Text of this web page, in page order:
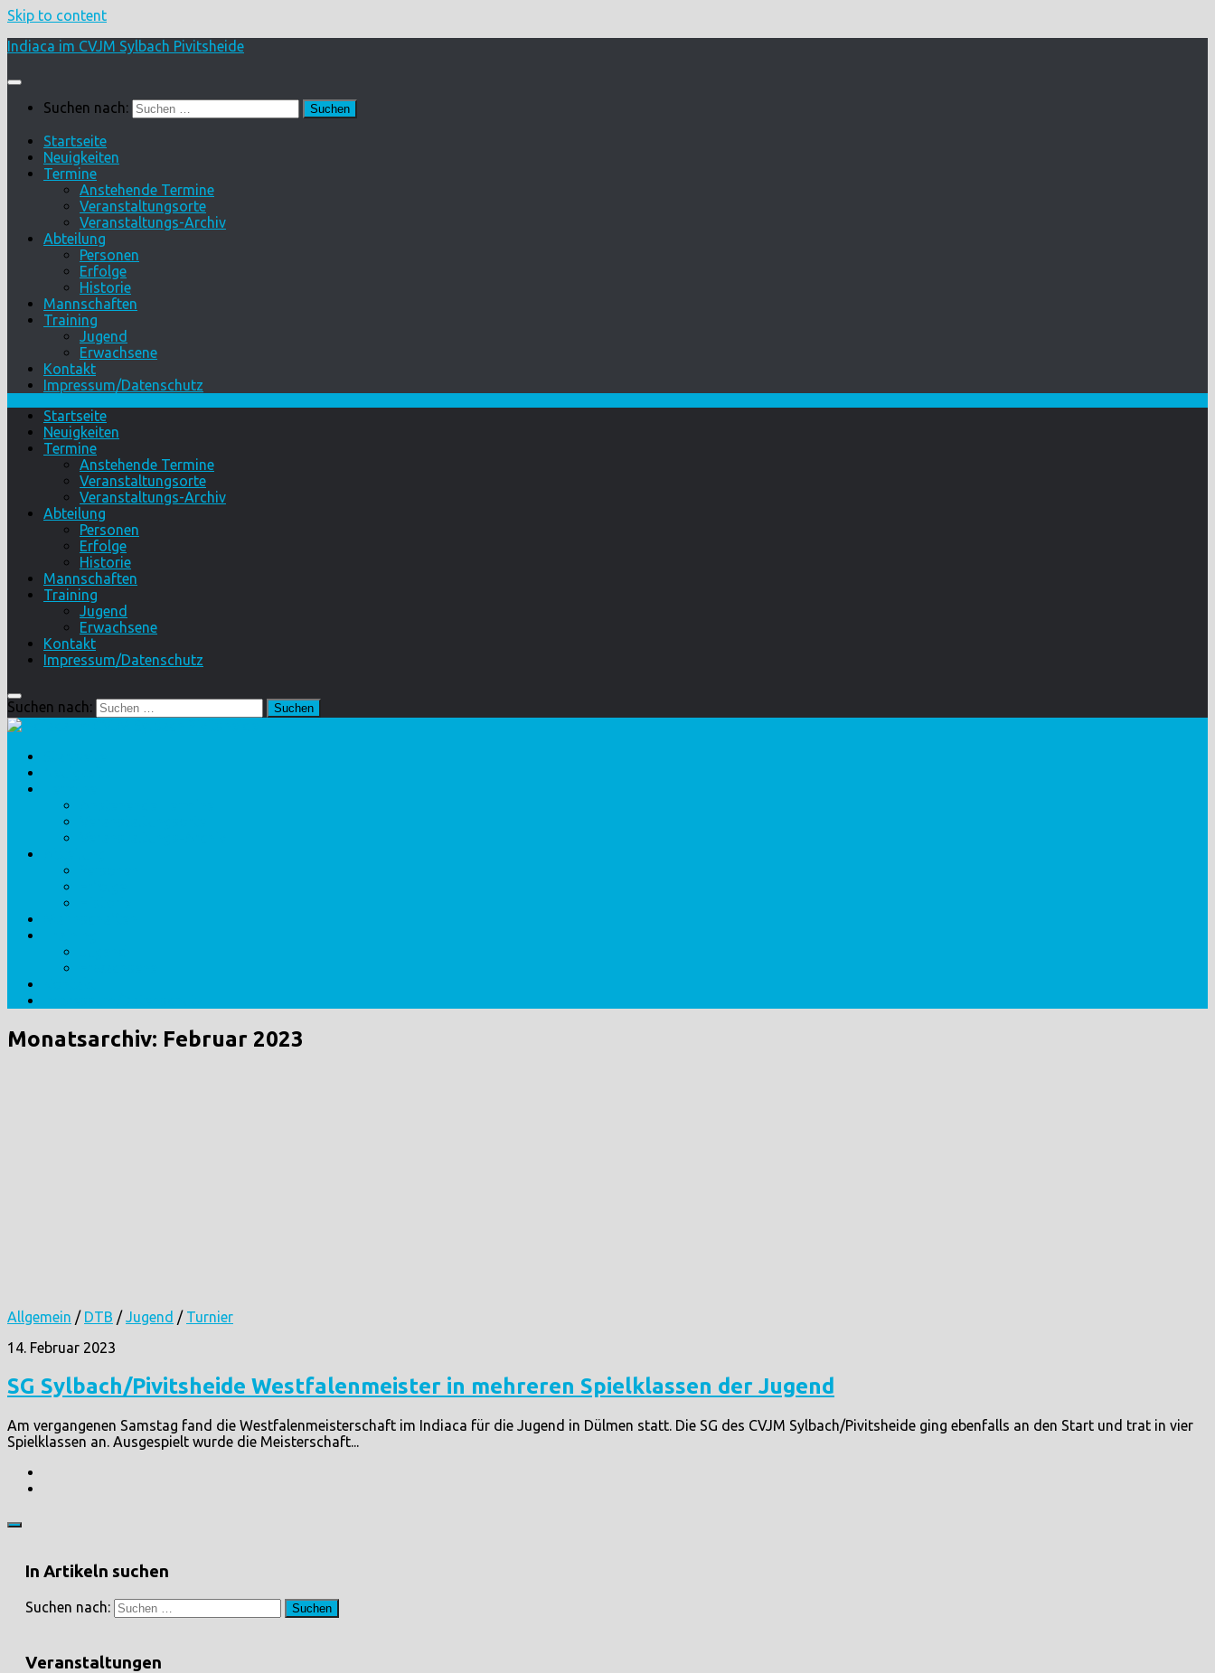
Skip to content
Indiaca im CVJM Sylbach Pivitsheide
Suchen nach:
Startseite
Neuigkeiten
Termine
Anstehende Termine
Veranstaltungsorte
Veranstaltungs-Archiv
Abteilung
Personen
Erfolge
Historie
Mannschaften
Training
Jugend
Erwachsene
Kontakt
Impressum/Datenschutz
Startseite
Neuigkeiten
Termine
Anstehende Termine
Veranstaltungsorte
Veranstaltungs-Archiv
Abteilung
Personen
Erfolge
Historie
Mannschaften
Training
Jugend
Erwachsene
Kontakt
Impressum/Datenschutz
Suchen nach:
Monatsarchiv: Februar 2023
Allgemein / DTB /Jugend / Turnier
14. Februar 2023
SG Sylbach/Pivitsheide Westfalenmeister in mehreren Spielklassen der Jugend
Am vergangenen Samstag fand die Westfalenmeisterschaft im Indiaca für die Jugend in Dülmen statt. Die SG des CVJM Sylbach/Pivitsheide ging ebenfalls an den Start und trat in vier
Spielklassen an. Ausgespielt wurde die Meisterschaft...
In Artikeln suchen
Suchen nach:
Veranstaltungen